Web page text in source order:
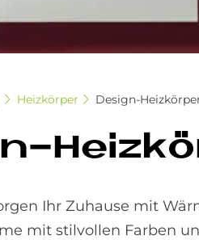
Heizkörper Design-
Ihr Zuhause mit
mit stilvollen Farben